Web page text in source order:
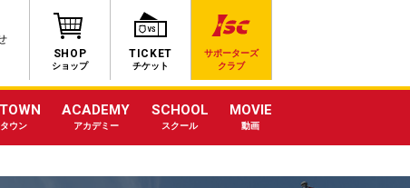
タウン
ACADEMY
アカデミー
SCHOOL
スクール
MOVIE
動画
SHOP
ショップ
TICKET
チケット
サポーターズ
クラブ